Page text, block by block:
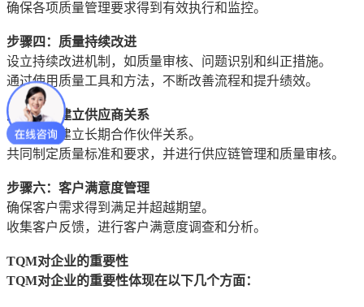
确保各项质量管理要求得到有效执行和监控。
步骤四：质量持续改进
设立持续改进机制，如质量审核、问题识别和纠正措施。
通过使用质量工具和方法，不断改善流程和提升绩效。
步骤五：建立供应商关系
与供应商建立长期合作伙伴关系。
共同制定质量标准和要求，并进行供应链管理和质量审核。
步骤六：客户满意度管理
确保客户需求得到满足并超越期望。
收集客户反馈，进行客户满意度调查和分析。
TQM对企业的重要性
TQM对企业的重要性体现在以下几个方面：